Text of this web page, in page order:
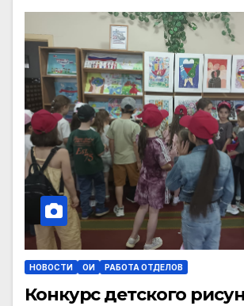
НОВОСТИ ОИ РАБОТА ОТДЕЛОВ
Конкурс детского